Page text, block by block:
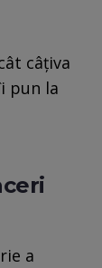
câțiva
pun la
a